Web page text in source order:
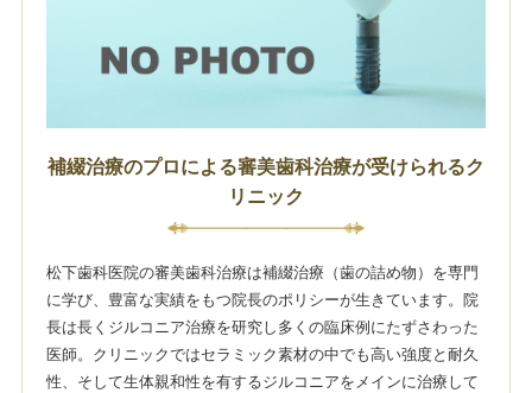
補綴治療のプロによる審美歯科治療が受けられるク
リニック
松下歯科医院の審美歯科治療は補綴治療（歯の詰め物）を専門
に学び、豊富な実績をもつ院長のポリシーが生きています。院
長は長くジルコニア治療を研究し多くの臨床例にたずさわった
医師。クリニックではセラミック素材の中でも高い強度と耐久
性、そして生体親和性を有するジルコニアをメインに治療して